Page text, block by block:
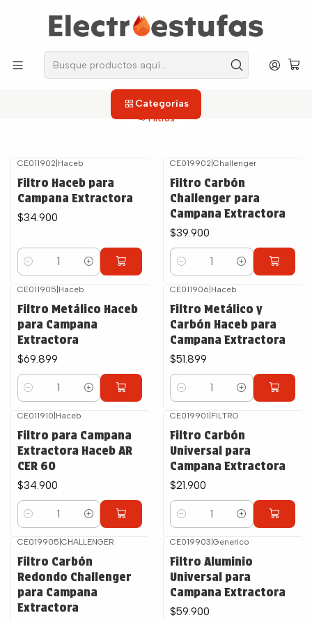
Categorías
los repuestos que necesitas, sin salir de casa!
Filtros
Filtros
CE011902| Haceb
Filtro Haceb para
Campana Extractora
$34.900
Cantidad
CE019902 Challenger
Filtro Carbón
Challenger para
Campana Extractora
$39.900
Cantidad
CE011905 Haceb
Filtro Metálico Haceb
para Campana
Extractora
$69.899
Cantidad
CE011906 Haceb
Filtro Metálico y
Carbón Haceb para
Campana Extractora
$51.899
Cantidad
CE011910 Haceb
Filtro para Campana
Extractora Haceb AR
CER 60
$34.900
Cantidad
CE019901 FILTRO
Filtro Carbón
Universal para
Campana Extractora
$21.900
Cantidad
CE019905 CHALLENGER
Filtro Carbón
Redondo Challenger
para Campana
Extractora
CE019903 Generico
Filtro Aluminio
Universal para
Campana Extractora
$59.900